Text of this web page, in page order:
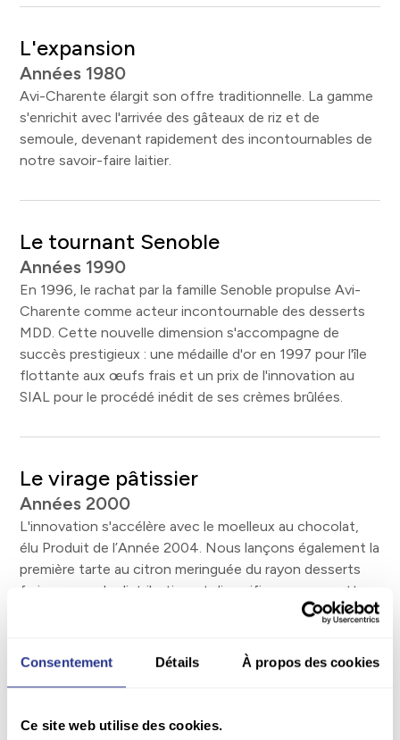
Consentement Détails À propos des cookies
Ce site web utilise des cookies.
L'expansion
Années 1980
Avi-Charente élargit son offre traditionnelle. La gamme
s'enrichit avec l'arrivée des gâteaux de riz et de
semoule, devenant rapidement des incontournables de
notre savoir-faire laitier.
Le tournant Senoble
Années 1990
En 1996, le rachat par la famille Senoble propulse Avi-
Charente comme acteur incontournable des desserts
MDD. Cette nouvelle dimension s'accompagne de
succès prestigieux : une médaille d'or en 1997 pour l'île
flottante aux œufs frais et un prix de l'innovation au
SIAL pour le procédé inédit de ses crèmes brûlées.
Le virage pâtissier
Années 2000
L'innovation s'accélère avec le moelleux au chocolat,
élu Produit de l’Année 2004. Nous lançons également la
première tarte au citron meringuée du rayon desserts
frais en grande distribution et diversifions nos recettes
La diversification végétale
Années 2010